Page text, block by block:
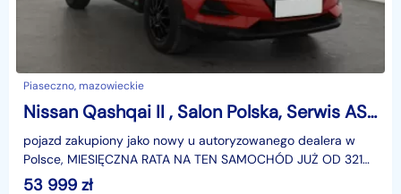
Piaseczno, mazowieckie
Nissan Qashqai II , Salon Polska, Serwis ASO, Automat, Klima, Tempomat,
pojazd zakupiony jako nowy u autoryzowanego dealera w
Polsce, MIESIĘCZNA RATA NA TEN SAMOCHÓD JUŻ OD 321
PLN*Podana w ogłoszeniu lokalizacja pojazdu jest aktua
53 999 zł